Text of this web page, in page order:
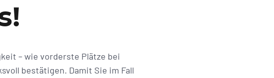
– wie vorderste Plätze bei
bestätigen. Damit Sie im Fall